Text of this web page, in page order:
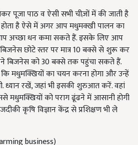
पूजा पाठ व ऐसी सभी चीज़ों में की जाती है
होता है ऐसे में अगर आप मधुमक्खी पालन का
अच्छा धन कमा सकते हैं. इसके लिए आप
छोटे स्तर पर मात्र 10 बक्से से शुरू कर
बिजनेस को 30 बक्से तक पहुंचा सकते हैं.
मधुमक्खियों का चयन करना होगा और उन्हें
ध्यान रखें, जहां भी इसकी शुरुआत करें. वहां
को पराग ढूंढने में आसानी होगी
कृषि विज्ञान केंद्र से प्रशिक्षण भी ले
business)